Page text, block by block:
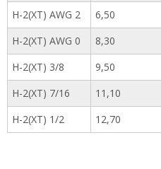
H-2(XT) AWG 2
6,50
H-2(XT) AWG 0
8,30
H-2(XT) 3/8
9,50
H-2(XT) 7/16
11,10
H-2(XT) 1/2
12,70